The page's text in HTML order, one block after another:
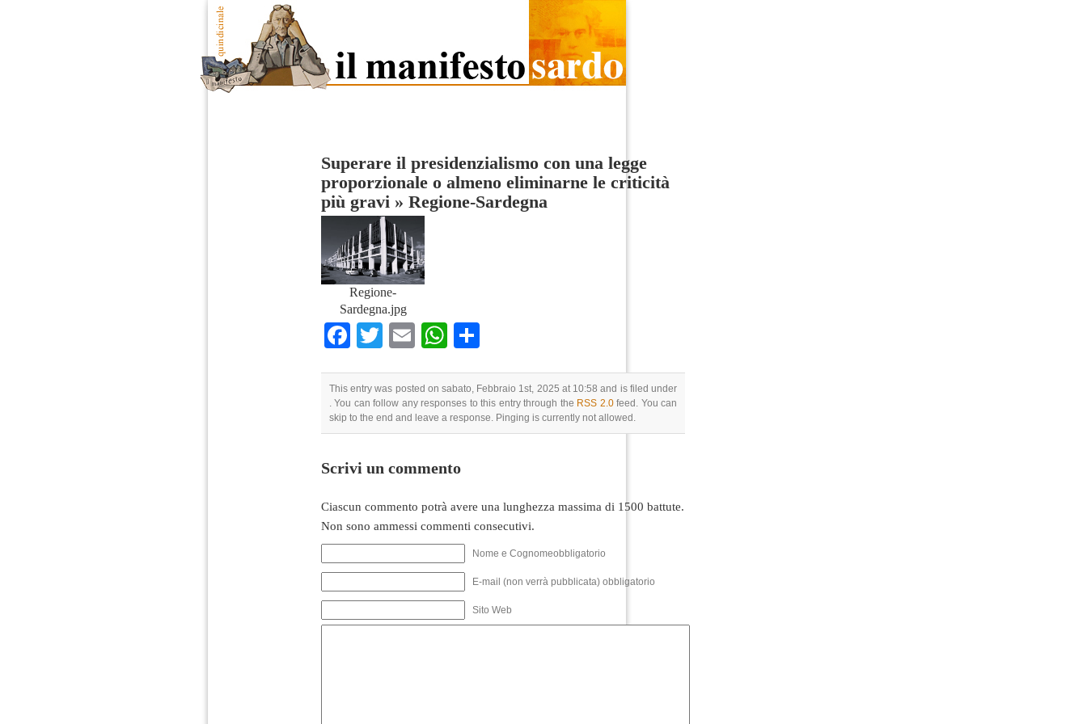
Superare il presidenzialismo con una legge
proporzionale o almeno eliminarne le criticità
più gravi » Regione-Sardegna
Regione-
Sardegna.jpg
Facebook
Twitter
EmailWhatsApp
This entry was posted on sabato, Febbraio 1st, 2025 at 10:58 and is filed under
. You can follow any responses to this entry through the RSS 2.0feed. You can
skip to the end and leave a response. Pinging is currently not allowed.
Scrivi un commento
Ciascun commento potrà avere una lunghezza massima di 1500 battute.
Non sono ammessi commenti consecutivi.
Nome e Cognomeobbligatorio
E-mail (non verrà pubblicata) obbligatorio
Sito Web